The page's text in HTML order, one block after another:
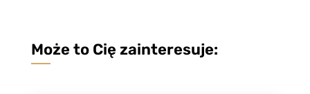
Może to Cię zainteresuje: